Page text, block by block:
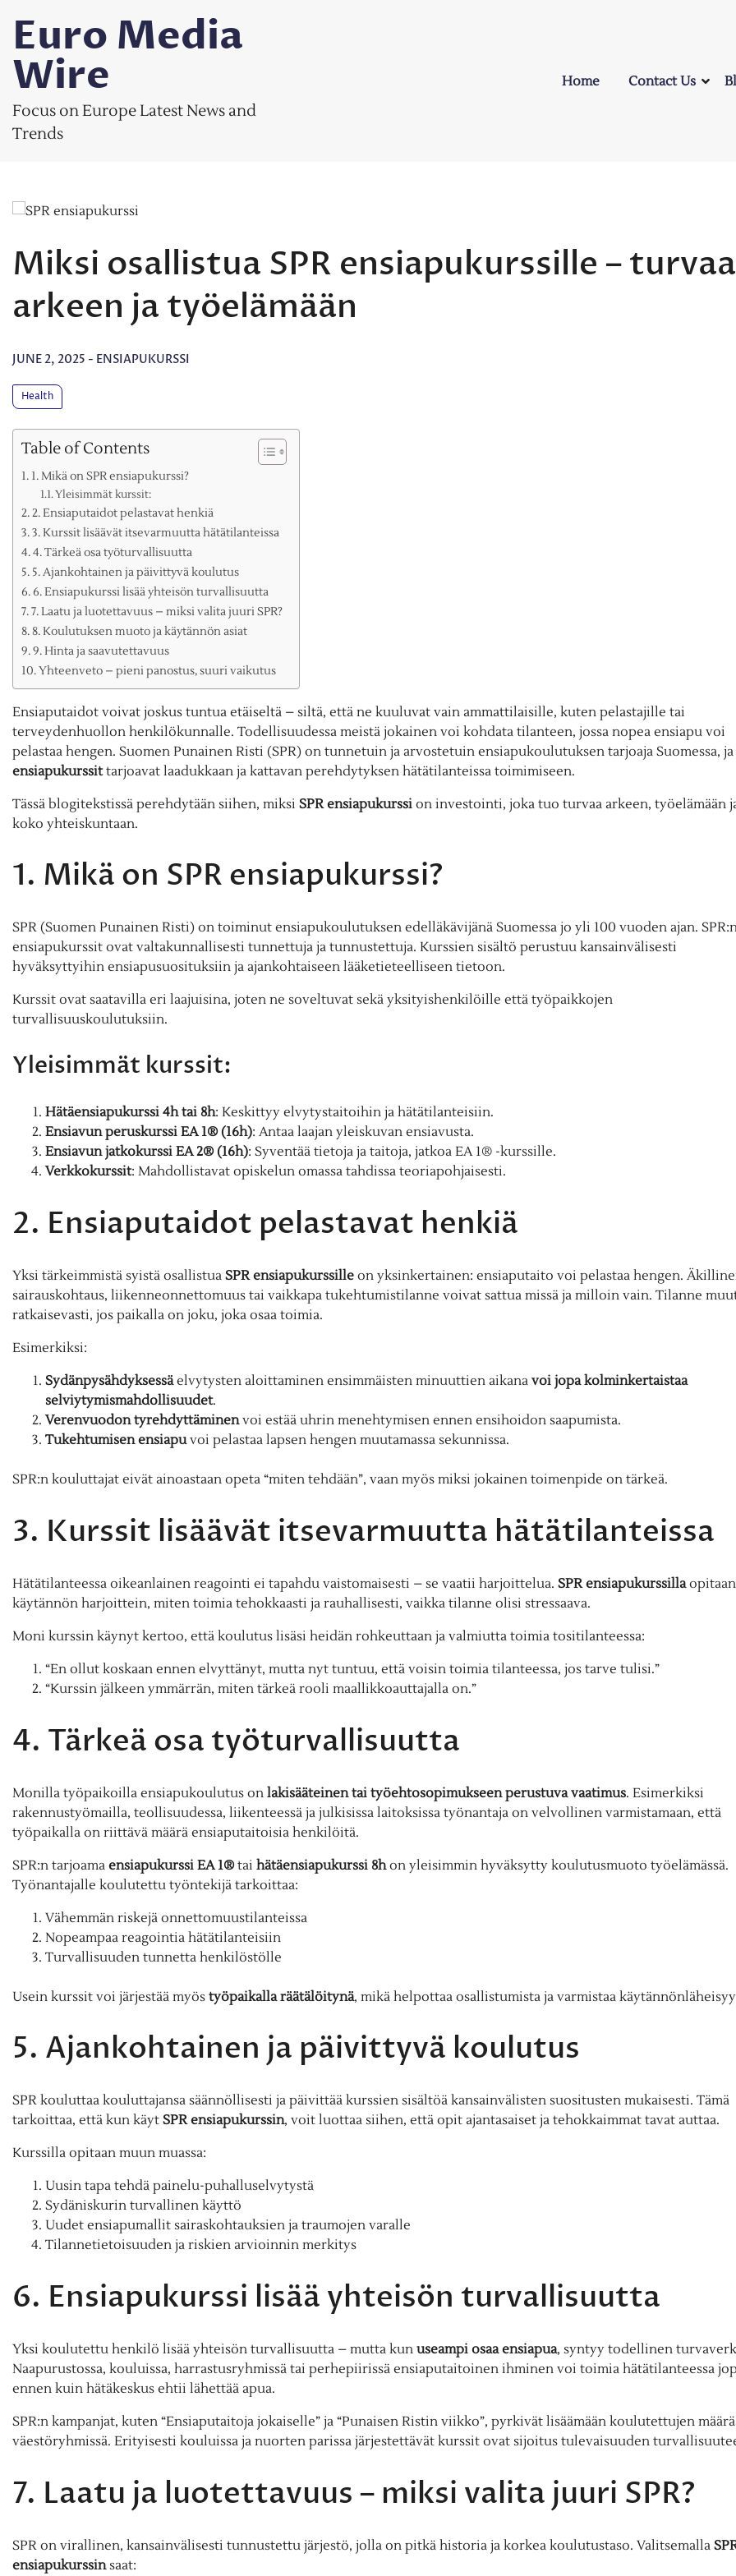
content
Euro Media
Wire
Focus on Europe Latest News and
Trends
Home Contact Us
Miksi osallistua SPR ensiapukurssille – turvaa
arkeen ja työelämään
JUNE 2, 2025 - ENSIAPUKURSSI
Health
Table of Contents
1. Mikä on SPR ensiapukurssi?
Yleisimmät kurssit:
2. Ensiaputaidot pelastavat henkiä
3. Kurssit lisäävät itsevarmuutta hätätilanteissa
4. Tärkeä osa työturvallisuutta
5. Ajankohtainen ja päivittyvä koulutus
6. Ensiapukurssi lisää yhteisön turvallisuutta
7. Laatu ja luotettavuus – miksi valita juuri SPR?
8. Koulutuksen muoto ja käytännön asiat
9. Hinta ja saavutettavuus
Yhteenveto – pieni panostus, suuri vaikutus
Ensiaputaidot voivat joskus tuntua etäiseltä – siltä, että ne kuuluvat vain ammattilaisille, kuten pelastajille tai
terveydenhuollon henkilökunnalle. Todellisuudessa meistä jokainen voi kohdata tilanteen, jossa nopea ensiapu voi
pelastaa hengen. Suomen Punainen Risti (SPR) on tunnetuin ja arvostetuin ensiapukoulutuksen tarjoaja Suomessa, ja
ensiapukurssittarjoavat laadukkaan ja kattavan perehdytyksen hätätilanteissa toimimiseen.
Tässä blogitekstissä perehdytään siihen, miksi SPR ensiapukurssi on investointi, joka tuo turvaa arkeen, työelämään
koko yhteiskuntaan.
1. Mikä on SPR ensiapukurssi?
SPR (Suomen Punainen Risti) on toiminut ensiapukoulutuksen edelläkävijänä Suomessa jo yli 100 vuoden ajan.
ensiapukurssit ovat valtakunnallisesti tunnettuja ja tunnustettuja. Kurssien sisältö perustuu kansainvälisesti
hyväksyttyihin ensiapusuosituksiin ja ajankohtaiseen lääketieteelliseen tietoon.
Kurssit ovat saatavilla eri laajuisina, joten ne soveltuvat sekä yksityishenkilöille että työpaikkojen
turvallisuuskoulutuksiin.
Yleisimmät kurssit:
Hätäensiapukurssi 4h tai 8h: Keskittyy elvytystaitoihin ja hätätilanteisiin.
Ensiavun peruskurssi EA 1® (16h): Antaa laajan yleiskuvan ensiavusta.
Ensiavun jatkokurssi EA 2® (16h): Syventää tietoja ja taitoja, jatkoa EA 1® -kurssille.
Verkkokurssit: Mahdollistavat opiskelun omassa tahdissa teoriapohjaisesti.
2. Ensiaputaidot pelastavat henkiä
Yksi tärkeimmistä syistä osallistua SPR ensiapukurssille on yksinkertainen: ensiaputaito voi pelastaa hengen.
sairauskohtaus, liikenneonnettomuus tai vaikkapa tukehtumistilanne voivat sattua missä ja milloin vain. Tilanne
ratkaisevasti, jos paikalla on joku, joka osaa toimia.
Esimerkiksi:
Sydänpysähdyksessäelvytysten aloittaminen ensimmäisten minuuttien aikana voi jopa kolminkertaistaa
selviytymismahdollisuudet.
Verenvuodon tyrehdyttäminenvoi estää uhrin menehtymisen ennen ensihoidon saapumista.
Tukehtumisen ensiapuvoi pelastaa lapsen hengen muutamassa sekunnissa.
SPR:n kouluttajat eivät ainoastaan opeta “miten tehdään”, vaan myös miksi jokainen toimenpide on tärkeä.
3. Kurssit lisäävät itsevarmuutta hätätilanteissa
Hätätilanteessa oikeanlainen reagointi ei tapahdu vaistomaisesti – se vaatii harjoittelua. SPR ensiapukurssillaopitaan
käytännön harjoittein, miten toimia tehokkaasti ja rauhallisesti, vaikka tilanne olisi stressaava.
Moni kurssin käynyt kertoo, että koulutus lisäsi heidän rohkeuttaan ja valmiutta toimia tositilanteessa:
“En ollut koskaan ennen elvyttänyt, mutta nyt tuntuu, että voisin toimia tilanteessa, jos tarve tulisi.”
“Kurssin jälkeen ymmärrän, miten tärkeä rooli maallikkoauttajalla on.”
4. Tärkeä osa työturvallisuutta
Monilla työpaikoilla ensiapukoulutus on lakisääteinen tai työehtosopimukseen perustuva vaatimus. Esimerkiksi
rakennustyömailla, teollisuudessa, liikenteessä ja julkisissa laitoksissa työnantaja on velvollinen varmistamaan, että
työpaikalla on riittävä määrä ensiaputaitoisia henkilöitä.
SPR:n tarjoama ensiapukurssi EA 1®tai hätäensiapukurssi 8hon yleisimmin hyväksytty koulutusmuoto työelämässä.
Työnantajalle koulutettu työntekijä tarkoittaa:
Vähemmän riskejä onnettomuustilanteissa
Nopeampaa reagointia hätätilanteisiin
Turvallisuuden tunnetta henkilöstölle
Usein kurssit voi järjestää myös työpaikalla räätälöitynä, mikä helpottaa osallistumista ja varmistaa
5. Ajankohtainen ja päivittyvä koulutus
SPR kouluttaa kouluttajansa säännöllisesti ja päivittää kurssien sisältöä kansainvälisten suositusten mukaisesti. Tämä
tarkoittaa, että kun käyt SPR ensiapukurssin, voit luottaa siihen, että opit ajantasaiset ja tehokkaimmat tavat auttaa.
Kurssilla opitaan muun muassa:
Uusin tapa tehdä painelu-puhalluselvytystä
Sydäniskurin turvallinen käyttö
Uudet ensiapumallit sairaskohtauksien ja traumojen varalle
Tilannetietoisuuden ja riskien arvioinnin merkitys
6. Ensiapukurssi lisää yhteisön turvallisuutta
Yksi koulutettu henkilö lisää yhteisön turvallisuutta – mutta kun useampi osaa ensiapua, syntyy todellinen
Naapurustossa, kouluissa, harrastusryhmissä tai perhepiirissä ensiaputaitoinen ihminen voi toimia hätätilanteessa
ennen kuin hätäkeskus ehtii lähettää apua.
SPR:n kampanjat, kuten “Ensiaputaitoja jokaiselle” ja “Punaisen Ristin viikko”, pyrkivät lisäämään koulutettujen
väestöryhmissä. Erityisesti kouluissa ja nuorten parissa järjestettävät kurssit ovat sijoitus tulevaisuuden
7. Laatu ja luotettavuus – miksi valita juuri SPR?
SPR on virallinen, kansainvälisesti tunnustettu järjestö, jolla on pitkä historia ja korkea koulutustaso. Valitsemalla
ensiapukurssinsaat: